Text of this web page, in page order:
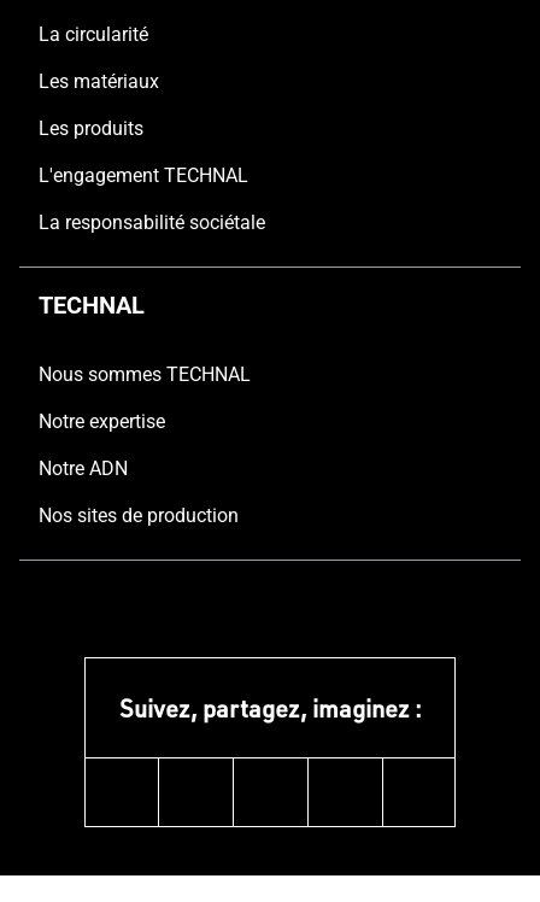
La circularité
Les matériaux
Les produits
L'engagement TECHNAL
La responsabilité sociétale
TECHNAL
Nous sommes TECHNAL
Notre expertise
Notre ADN
Nos sites de production
Suivez, partagez, imaginez :